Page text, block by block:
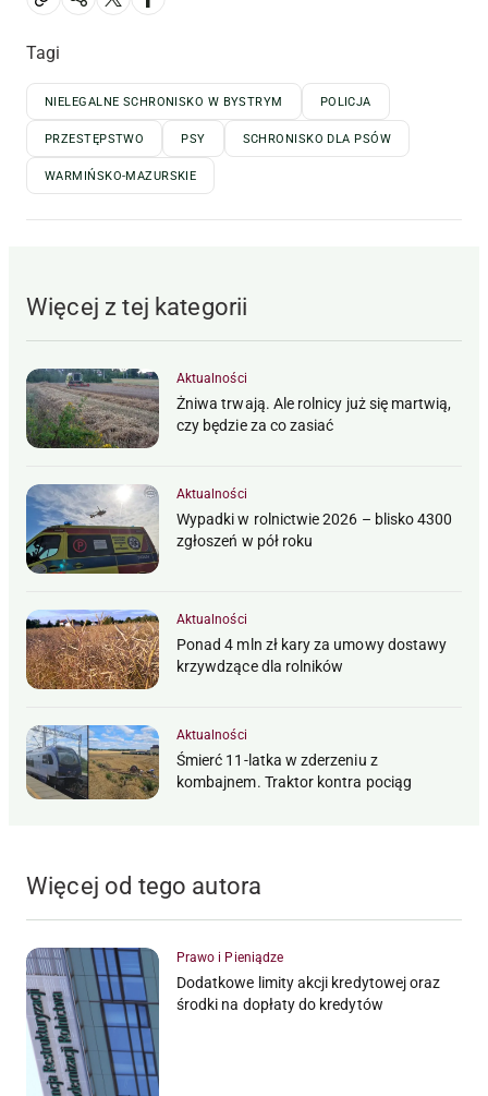
Tagi
NIELEGALNE SCHRONISKO W BYSTRYM POLICJA
PRZESTĘPSTWO PSY SCHRONISKO DLA PSÓW
WARMIŃSKO-MAZURSKIE
Więcej z tej kategorii
Aktualności
Żniwa trwają. Ale rolnicy już się martwią,
czy będzie za co zasiać
Aktualności
Wypadki w rolnictwie 2026 – blisko 4300
zgłoszeń w pół roku
Aktualności
Ponad 4 mln zł kary za umowy dostawy
krzywdzące dla rolników
Aktualności
Śmierć 11-latka w zderzeniu z
kombajnem. Traktor kontra pociąg
Więcej od tego autora
Prawo i Pieniądze
Dodatkowe limity akcji kredytowej oraz
środki na dopłaty do kredytów